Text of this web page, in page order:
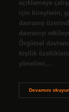
açıklamaya
için bireylerin,
davranış
davranışı
Örgütsel
kişilik
yönelimi,…
Devamını